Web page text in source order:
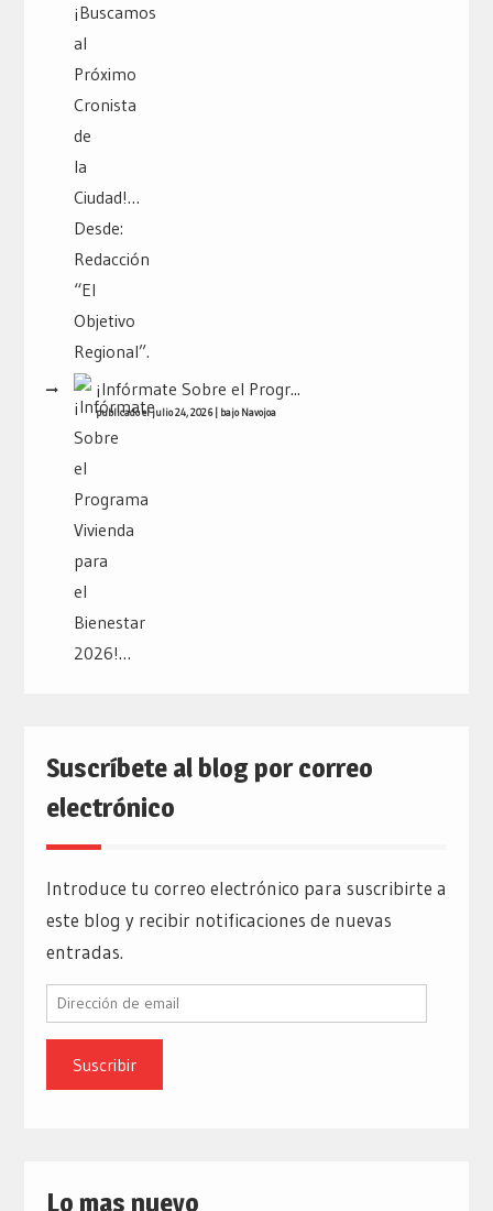
¡Infórmate Sobre el Progr...
publicado el julio 24, 2026| bajoNavojoa
Suscríbete al blog por correo
electrónico
Introduce tu correo electrónico para suscribirte a
este blog y recibir notificaciones de nuevas
entradas.
Dirección
email
Lo mas nuevo